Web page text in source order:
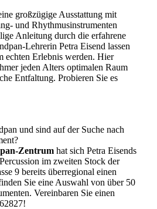
großzügige Ausstattung mit
und Rhythmusinstrumenten
Anleitung durch die erfahrene
Lehrerin Petra Eisend lassen
echten Erlebnis werden. Hier
jeden Alters optimalen Raum
Entfaltung. Probieren Sie es
und sind auf der Suche nach
Zentrumhat sich Petra Eisends
im zweiten Stock der
9 bereits überregional einen
Sie eine Auswahl von über 50
Vereinbaren Sie einen